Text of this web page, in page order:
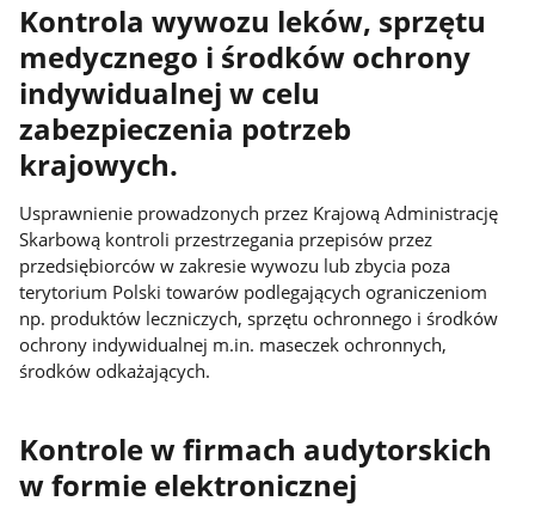
Kontrola wywozu leków, sprzętu
medycznego i środków ochrony
indywidualnej w celu
zabezpieczenia potrzeb
krajowych.
Usprawnienie prowadzonych przez Krajową Administrację
Skarbową kontroli przestrzegania przepisów przez
przedsiębiorców w zakresie wywozu lub zbycia poza
terytorium Polski towarów podlegających ograniczeniom
np. produktów leczniczych, sprzętu ochronnego i środków
ochrony indywidualnej m.in. maseczek ochronnych,
środków odkażających.
Kontrole w firmach audytorskich
w formie elektronicznej